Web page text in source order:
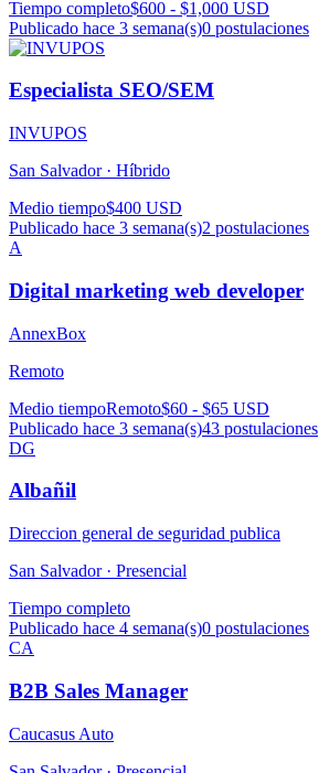
Tiempo completo$600 - $1,000 USD
Publicado hace 3 semana(s)0 postulaciones
Especialista SEO/SEM
INVUPOS
San Salvador · Híbrido
Medio tiempo$400 USD
Publicado hace 3 semana(s)2 postulaciones
A
Digital marketing web developer
AnnexBox
Remoto
Medio tiempoRemoto$60 - $65 USD
Publicado hace 3 semana(s)43 postulaciones
DG
Albañil
Direccion general de seguridad publica
San Salvador · Presencial
Tiempo completo
Publicado hace 4 semana(s)0 postulaciones
CA
B2B Sales Manager
Caucasus Auto